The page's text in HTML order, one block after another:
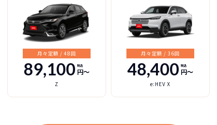
月々定額 / 48回
89,100 税込
円〜
Z
月々定額 / 36回
48,400 税込
円〜
e:HEV X